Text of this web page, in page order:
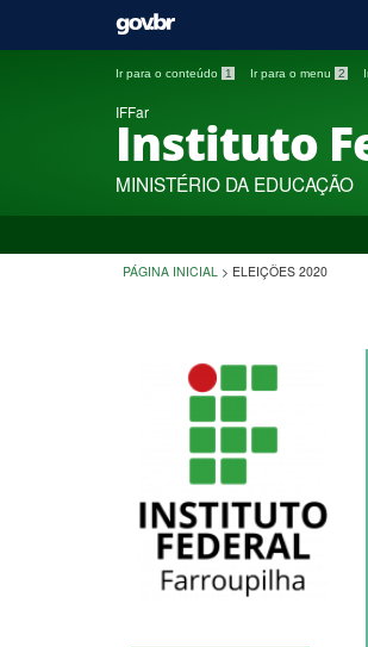
Ir para o conteúdo 1 Ir para o menu 2
IFFar
Instituto
MINISTÉRIO DA EDUCAÇÃO
PÁGINA INICIAL > ELEIÇÕES 2020